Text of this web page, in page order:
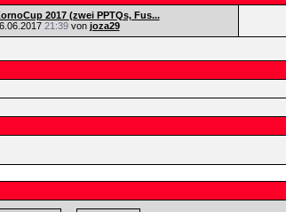
2017 (zwei PPTQs, Fus...
21:39von joza29